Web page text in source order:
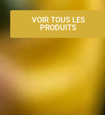
VOIR TOUS LES
PRODUITS